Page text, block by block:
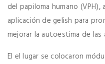
del papiloma humano
aplicación de gelish para
mejorar la autoestima de
El el lugar se colocaron